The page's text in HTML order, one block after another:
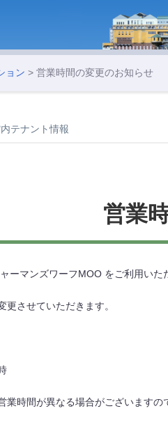
ョン > 営業時間の変更のお知らせ
テナント情報
営業
ーマンズワーフMOO をご利用いた
更させていただきます。
業時間が異なる場合がございます